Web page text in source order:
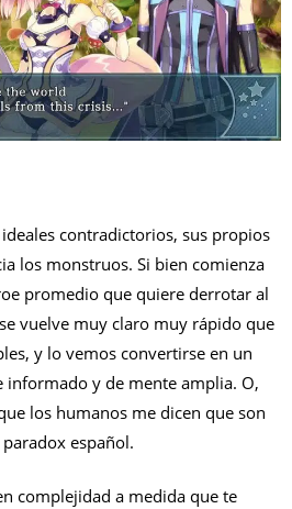
contradictorios, sus propios
los monstruos. Si bien comienza
promedio que quiere derrotar al
vuelve muy claro muy rápido que
y lo vemos convertirse en un
informado y de mente amplia. O,
los humanos me dicen que son
español.
complejidad a medida que te